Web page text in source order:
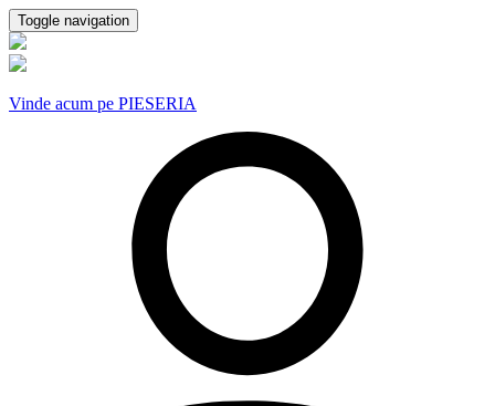
Toggle navigation
Vinde acum pe PIESERIA